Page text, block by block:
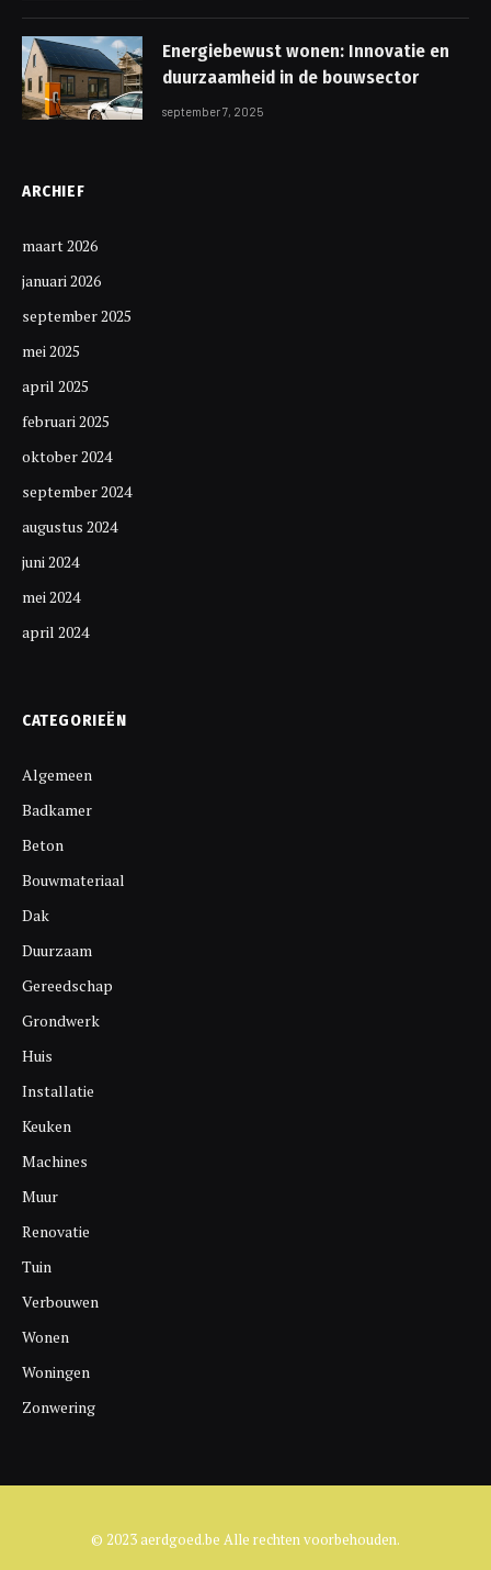
Energiebewust wonen: Innovatie en
duurzaamheid in de bouwsector
september 7, 2025
ARCHIEF
maart 2026
januari 2026
september 2025
mei 2025
april 2025
februari 2025
oktober 2024
september 2024
augustus 2024
juni 2024
mei 2024
april 2024
CATEGORIEËN
Algemeen
Badkamer
Beton
Bouwmateriaal
Dak
Duurzaam
Gereedschap
Grondwerk
Huis
Installatie
Keuken
Machines
Muur
Renovatie
Tuin
Verbouwen
Wonen
Woningen
Zonwering
© 2023 aerdgoed.be Alle rechten voorbehouden.